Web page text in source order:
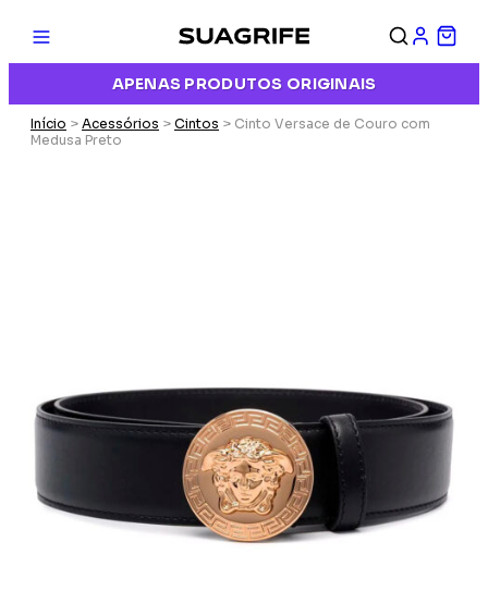
APENAS PRODUTOS ORIGINAIS
Início > Acessórios > Cintos > Cinto Versace de Couro com
Medusa Preto